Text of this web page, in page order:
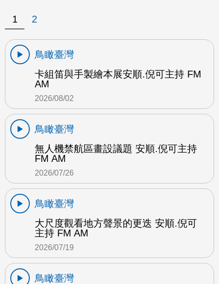
1 2
鳥瞰臺灣
卡組笛與手製繪本展安順.倪可主持 FM
AM
2026/08/02
鳥瞰臺灣
無人機禁航區畫設議題 安順.倪可主持
FM AM
2026/07/26
鳥瞰臺灣
大尺度觀看地方聲景的更迭 安順.倪可
主持 FM AM
2026/07/19
鳥瞰臺灣